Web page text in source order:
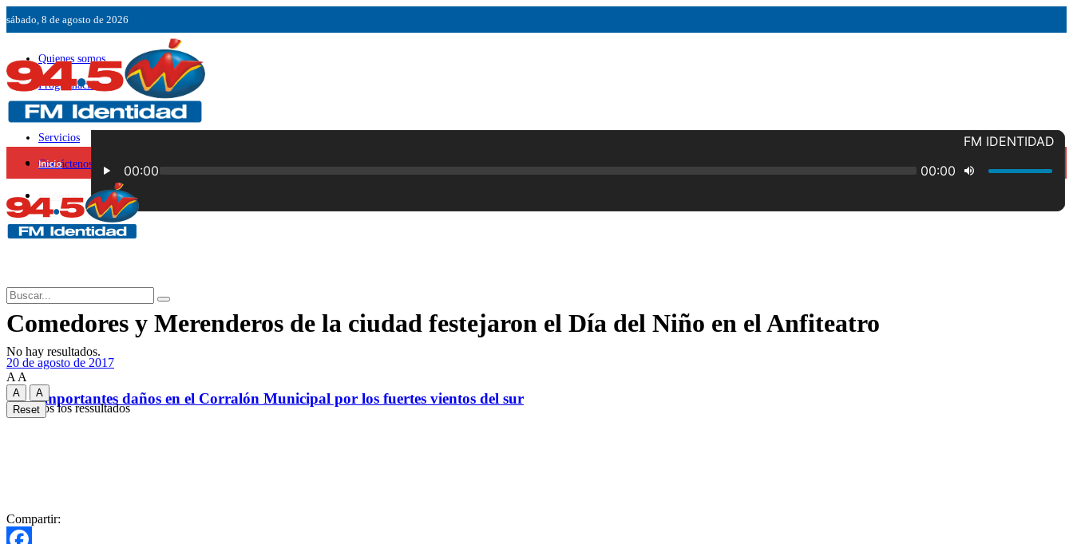
sábado, 8 de agosto de 2026
Quienes somos
Programación
Ubicación
Servicios
Contáctenos
Inicio
Sociedad
Importantes daños en el Corralón Municipal por los fuertes vientos del sur
No hay resultados.
Ver todos los ressultados
Comedores y Merenderos de la ciudad festejaron el Día del Niño en el Anfiteatro
20 de agosto de 2017
A A
A
A
Reset
Compartir: